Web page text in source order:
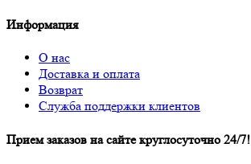
Информация
О нас
Доставка и оплата
Возврат
Служба поддержки клиентов
Прием заказов на сайте круглосуточно 24/7!